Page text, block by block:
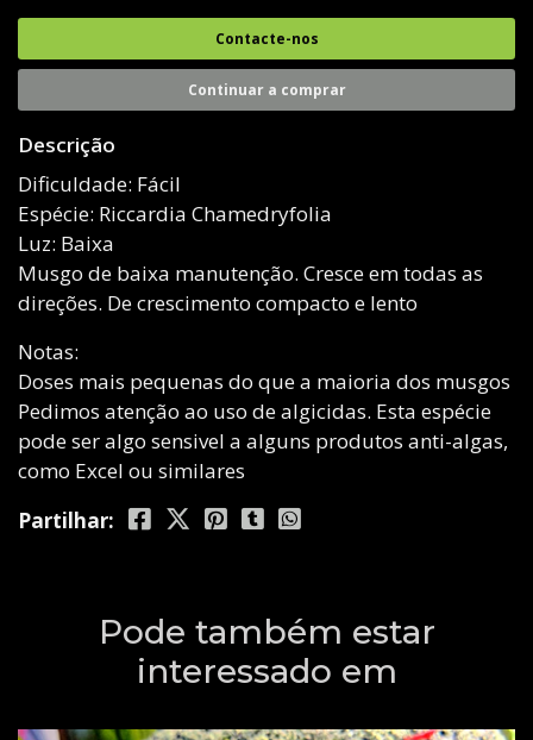
Contacte-nos
Continuar a comprar
Descrição
Dificuldade: Fácil
Espécie: Riccardia Chamedryfolia
Luz: Baixa
Musgo de baixa manutenção. Cresce em todas as
direções. De crescimento compacto e lento
Notas:
Doses mais pequenas do que a maioria dos musgos
Pedimos atenção ao uso de algicidas. Esta espécie
pode ser algo sensivel a alguns produtos anti-algas,
como Excel ou similares
Partilhar:
Pode também estar
interessado em